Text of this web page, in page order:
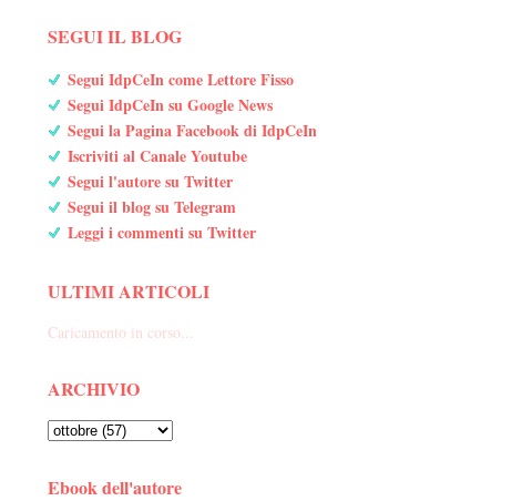
SEGUI IL BLOG
Segui IdpCeIn come Lettore Fisso
Segui IdpCeIn su Google News
Segui la Pagina Facebook di IdpCeIn
Iscriviti al Canale Youtube
Segui l'autore su Twitter
Segui il blog su Telegram
Leggi i commenti su Twitter
ULTIMI ARTICOLI
Caricamento in corso...
ARCHIVIO
Ebook dell'autore